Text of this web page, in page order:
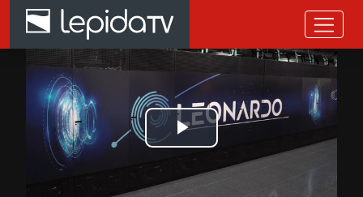
Salta al contenuto principale
Innovazione e sostenibilità a
Riprodurre
il